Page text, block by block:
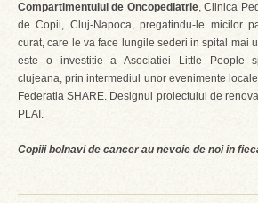
Compartimentului de Oncopediatrie, Clinica
de Copii, Cluj-Napoca, pregatindu-le micilor
curat, care le va face lungile sederi in spital mai
este o investitie a Asociatiei Little People
clujeana, prin intermediul unor evenimente
Federatia SHARE. Designul proiectului de
PLAI.
Copiii bolnavi de cancer au nevoie de noi in